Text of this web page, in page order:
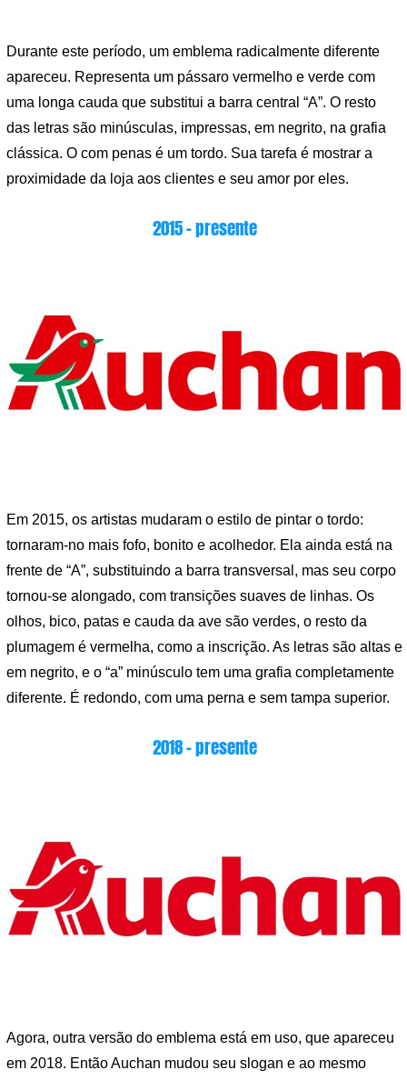
Durante este período, um emblema radicalmente diferente
apareceu. Representa um pássaro vermelho e verde com
uma longa cauda que substitui a barra central “A”. O resto
das letras são minúsculas, impressas, em negrito, na grafia
clássica. O com penas é um tordo. Sua tarefa é mostrar a
proximidade da loja aos clientes e seu amor por eles.
2015 – presente
Em 2015, os artistas mudaram o estilo de pintar o tordo:
tornaram-no mais fofo, bonito e acolhedor. Ela ainda está na
frente de “A”, substituindo a barra transversal, mas seu corpo
tornou-se alongado, com transições suaves de linhas. Os
olhos, bico, patas e cauda da ave são verdes, o resto da
plumagem é vermelha, como a inscrição. As letras são altas e
em negrito, e o “a” minúsculo tem uma grafia completamente
diferente. É redondo, com uma perna e sem tampa superior.
2018 – presente
Agora, outra versão do emblema está em uso, que apareceu
em 2018. Então Auchan mudou seu slogan e ao mesmo